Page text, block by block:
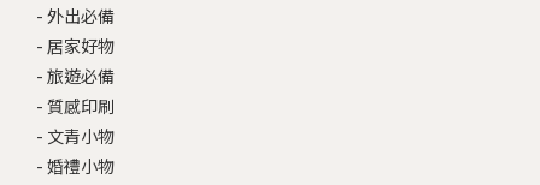
- 外出必備
- 居家好物
- 旅遊必備
- 質感印刷
- 文青小物
- 婚禮小物